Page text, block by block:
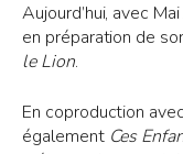
Aujourd’hui, avec
en préparation de
le Lion.
En coproduction
également Ces